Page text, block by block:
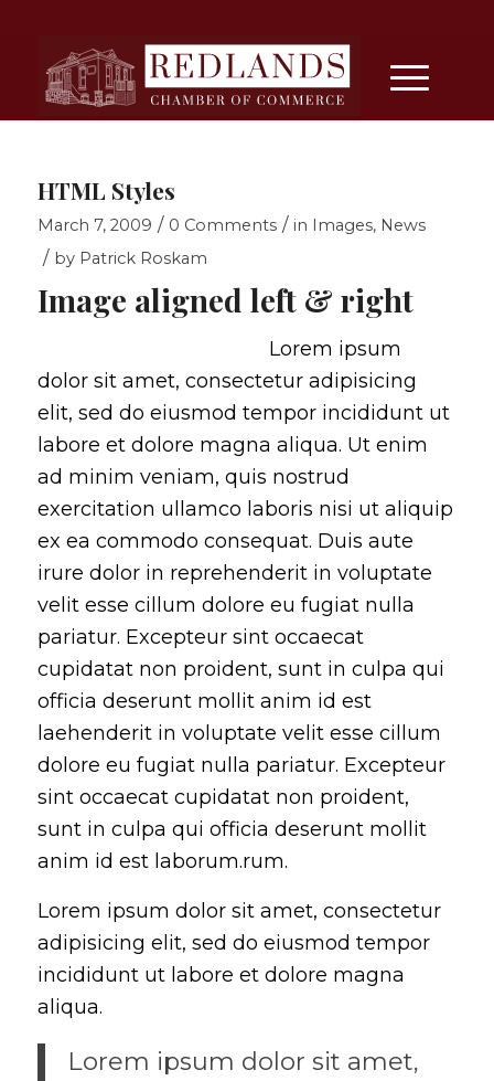
HTML Styles
March 7, 2009 / 0 Comments / in Images, News
/ by Patrick Roskam
Image aligned left & right
Lorem ipsum
dolor sit amet, consectetur adipisicing
elit, sed do eiusmod tempor incididunt ut
labore et dolore magna aliqua. Ut enim
ad minim veniam, quis nostrud
exercitation ullamco laboris nisi ut aliquip
ex ea commodo consequat. Duis aute
irure dolor in reprehenderit in voluptate
velit esse cillum dolore eu fugiat nulla
pariatur. Excepteur sint occaecat
cupidatat non proident, sunt in culpa qui
officia deserunt mollit anim id est
laehenderit in voluptate velit esse cillum
dolore eu fugiat nulla pariatur. Excepteur
sint occaecat cupidatat non proident,
sunt in culpa qui officia deserunt mollit
anim id est laborum.rum.
Lorem ipsum dolor sit amet, consectetur
adipisicing elit, sed do eiusmod tempor
incididunt ut labore et dolore magna
aliqua.
Lorem ipsum dolor sit amet,